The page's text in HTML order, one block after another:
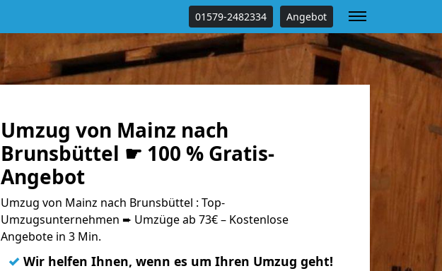
01579-2482334 Angebot
Umzug von Mainz nach
Brunsbüttel ☛ 100 % Gratis-
Angebot
Umzug von Mainz nach Brunsbüttel : Top-
Umzugsunternehmen ➨ Umzüge ab 73€ – Kostenlose
Angebote in 3 Min.
✓ Wir helfen Ihnen, wenn es um Ihren Umzug geht!